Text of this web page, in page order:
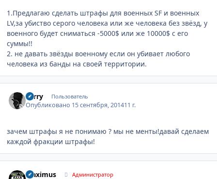
1.Предлагаю сделать штрафы для военных SF и военных
LV,за убиство серого человека или же человека без звёзд, у
военного будет сниматься -5000$ или же 10000$ с его
суммы!!
2. не давать звёзды военному если он убивает любого
человека из банды на своей территории.
Serry Пользователь
Опубликовано 15 сентября, 201411 г.
зачем штрафы я не понимаю ? мы не менты!давай сделаем
каждой фракции штрафы!
Maximus Администратор